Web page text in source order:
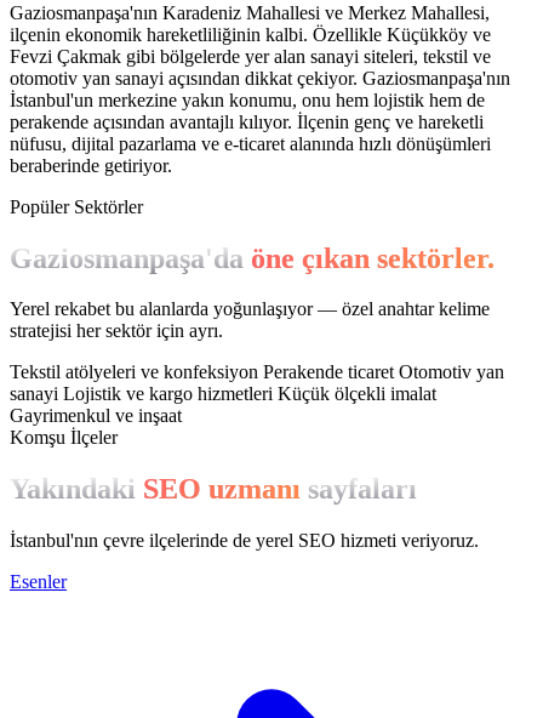
Gaziosmanpaşa'nın Karadeniz Mahallesi ve Merkez Mahallesi,
ilçenin ekonomik hareketliliğinin kalbi. Özellikle Küçükköy ve
Fevzi Çakmak gibi bölgelerde yer alan sanayi siteleri, tekstil ve
otomotiv yan sanayi açısından dikkat çekiyor. Gaziosmanpaşa'nın
İstanbul'un merkezine yakın konumu, onu hem lojistik hem de
perakende açısından avantajlı kılıyor. İlçenin genç ve hareketli
nüfusu, dijital pazarlama ve e-ticaret alanında hızlı dönüşümleri
beraberinde getiriyor.
Popüler Sektörler
Gaziosmanpaşa'da öne çıkan sektörler.
Yerel rekabet bu alanlarda yoğunlaşıyor — özel anahtar kelime
stratejisi her sektör için ayrı.
Tekstil atölyeleri ve konfeksiyon Perakende ticaretOtomotiv yan
sanayi Lojistik ve kargo hizmetleri Küçük ölçekli imalat
Gayrimenkul ve inşaat
Komşu İlçeler
Yakındaki SEO uzmanı sayfaları
İstanbul'nın çevre ilçelerinde de yerel SEO hizmeti veriyoruz.
Esenler